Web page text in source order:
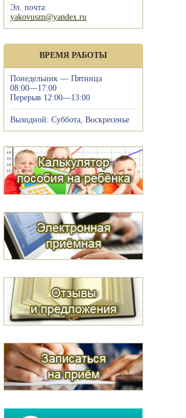
Эл. почта:
yakovuszn@yandex.ru
ВРЕМЯ РАБОТЫ
Понедельник — Пятница
08:00—17:00
Перерыв 12:00—13:00
Выходной: Суббота, Воскресенье